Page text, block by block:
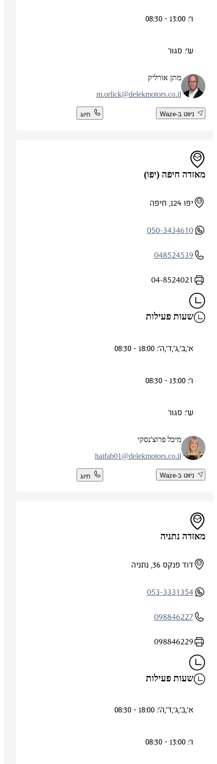
ש': סגור
מתן אורליק
m.orlick@delekmotors.co.il
ניווט ב-Waze חיוג
מאזדה חיפה (יפו)
יפו 124, חיפה
050-3434610
048524539
04-8524021
שעות פעילות
א',ב',ג',ד',ה': 18:00 - 08:30
ש': סגור
מיכל פרוצ'נסקי
haifab01@delekmotors.co.il
ניווט ב-Waze חיוג
מאזדה נתניה
דוד פנקס 36, נתניה
053-3331354
098846227
098846229
שעות פעילות
א',ב',ג',ד',ה': 18:00 - 08:30